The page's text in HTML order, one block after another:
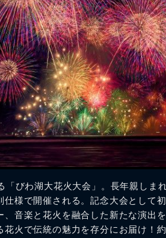
「びわ湖大花火大会」。長年親しま
仕様で開催される。記念大会として
、音楽と花火を融合した新たな演出
花火で伝統の魅力を存分にお届け！